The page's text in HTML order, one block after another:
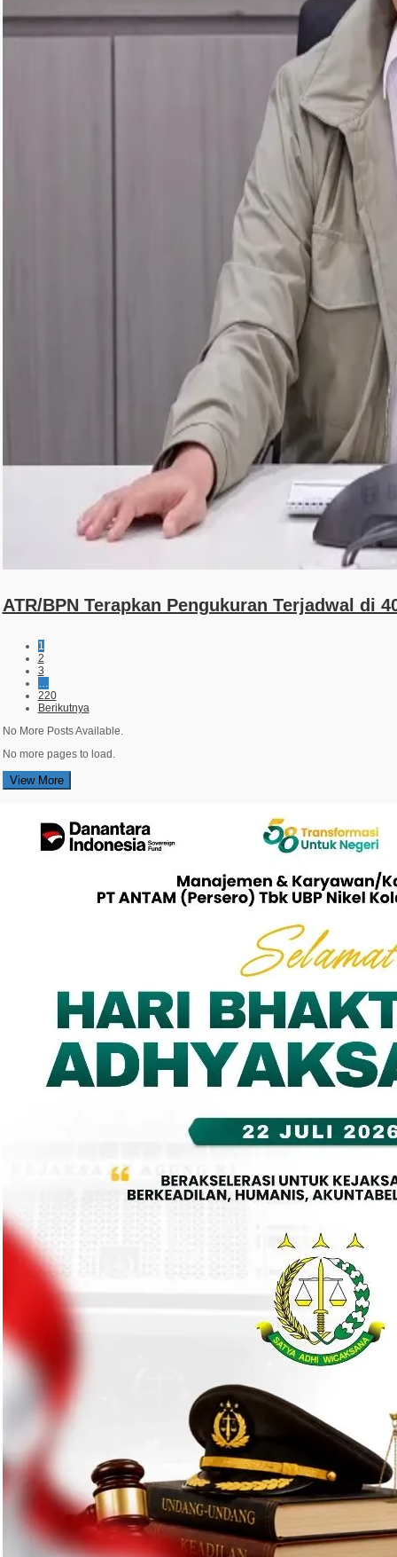
ATR/BPN Terapkan Pengukuran Terjadwal di
1
2
3
…
220
Berikutnya
No More Posts Available.
No more pages to load.
View More